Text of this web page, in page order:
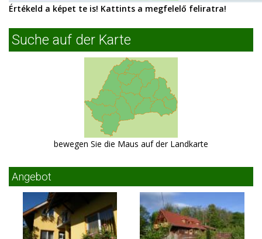
Értékeld a képet te is! Kattints a megfelelő feliratra!
Suche auf der Karte
bewegen Sie die Maus auf der Landkarte
Angebot